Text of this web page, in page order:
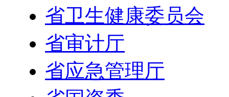
省卫生健康委员会
省审计厅
省应急管理厅